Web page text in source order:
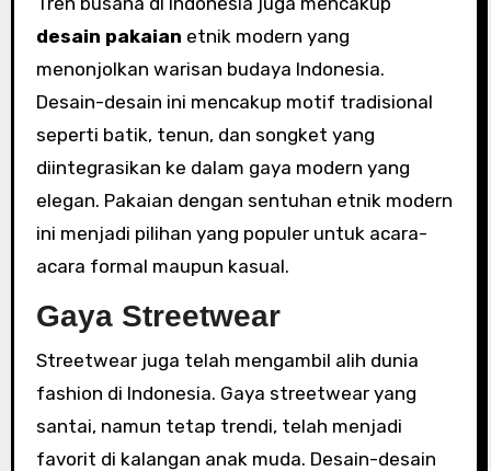
desain pakaian etnik modern yang
menonjolkan warisan budaya Indonesia.
Desain-desain ini mencakup motif tradisional
seperti batik, tenun, dan songket yang
diintegrasikan ke dalam gaya modern yang
elegan. Pakaian dengan sentuhan etnik modern
ini menjadi pilihan yang populer untuk acara-
acara formal maupun kasual.
Gaya Streetwear
Streetwear juga telah mengambil alih dunia
fashion di Indonesia. Gaya streetwear yang
santai, namun tetap trendi, telah menjadi
favorit di kalangan anak muda. Desain-desain